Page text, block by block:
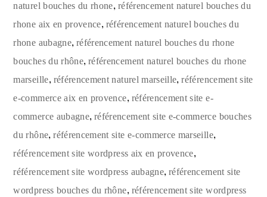
naturel bouches du rhone, référencement naturel bouches du
rhone aix en provence, référencement naturel bouches du
rhone aubagne, référencement naturel bouches du rhone
bouches du rhône,référencement naturel bouches du rhone
marseille, référencement naturel marseille,référencement site
e-commerce aix en provence, référencement site e-
commerce aubagne,référencement site e-commerce bouches
du rhône,référencement site e-commerce marseille,
référencement site wordpress aix en provence,
référencement site wordpress aubagne,référencement site
wordpress bouches du rhône, référencement site wordpress